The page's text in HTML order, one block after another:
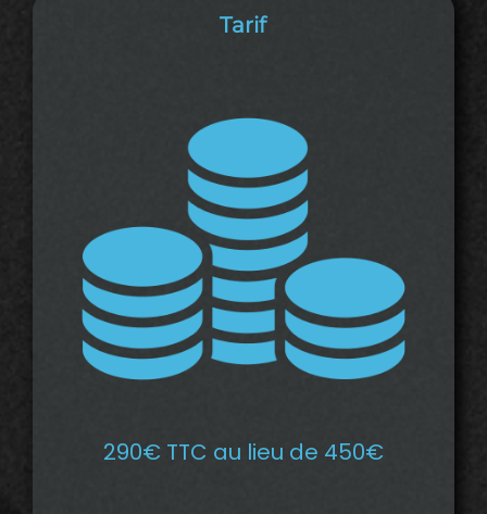
Tarif
290€ TTC au lieu de 450€